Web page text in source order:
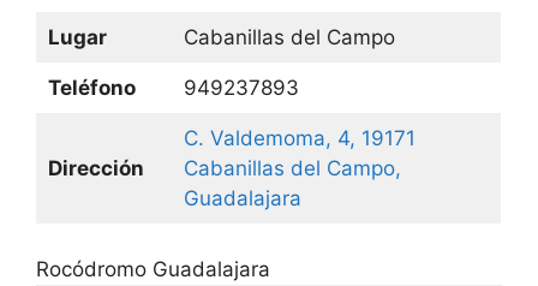
Lugar Cabanillas del Campo
Teléfono 949237893
Dirección
C. Valdemoma, 4, 19171
Cabanillas del Campo,
Guadalajara
Rocódromo Guadalajara